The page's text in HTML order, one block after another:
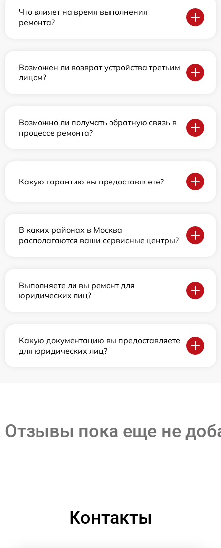
Что влияет на время выполнения
ремонта?
Возможен ли возврат устройства третьим
лицом?
Возможно ли получать обратную связь в
процессе ремонта?
Какую гарантию вы предоставляете?
В каких районах в Москва
располагаются ваши сервисные центры?
Выполняете ли вы ремонт для
юридических лиц?
Какую документацию вы предоставляете
для юридических лиц?
Отзывы пока еще не
Контакты